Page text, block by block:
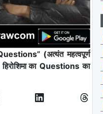
(अत्यंत महत्वपूर्ण
का Questions का